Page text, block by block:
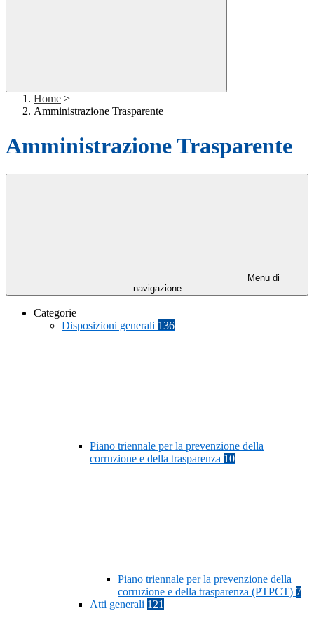
Home >
Amministrazione Trasparente
Amministrazione Trasparente
Menu di
navigazione
Categorie
Disposizioni generali 136
Piano triennale per la prevenzione della
corruzione e della trasparenza 10
Piano triennale per la prevenzione della
corruzione e della trasparenza (PTPCT) 7
Atti generali 121